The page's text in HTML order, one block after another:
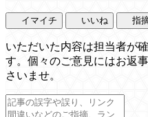
イマイチ いいね 指
いただいた内容は担当者が
す。個々のご意見にはお返
さいませ。